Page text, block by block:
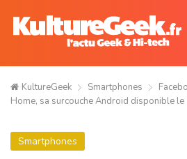
KultureGeek Smartphones
Home, sa surcouche Android disponible
Smartphones